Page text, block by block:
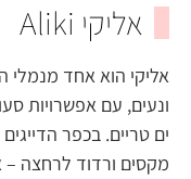
אליקי Aliki
אליקי הוא אחד מנמלי
ונעים, עם אפשרויות
ים טריים. בכפר
מקסים ורדוד לרחצה